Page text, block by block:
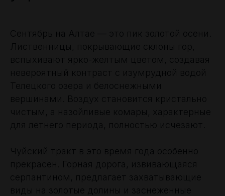
Сентябрь на Алтае — это пик золотой осени.
Лиственницы, покрывающие склоны гор,
вспыхивают ярко-желтым цветом, создавая
невероятный контраст с изумрудной водой
Телецкого озера и белоснежными
вершинами. Воздух становится кристально
чистым, а назойливые комары, характерные
для летнего периода, полностью исчезают.
Чуйский тракт в это время года особенно
прекрасен. Горная дорога, извивающаяся
серпантином, предлагает захватывающие
виды на золотые долины и заснеженные